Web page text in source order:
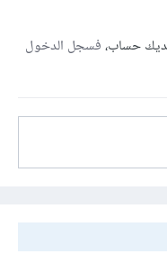
حساب،فسجل الدخول